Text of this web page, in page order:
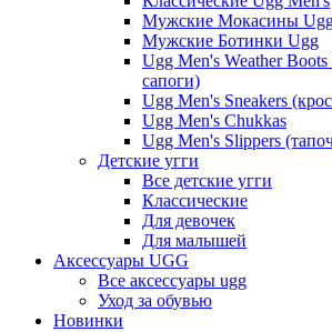
Мужские Мокасины
Мужские Ботинки Ugg
Ugg Men's Weather
сапоги)
Ugg Men's Sneakers
Ugg Men's Chukkas
Ugg Men's Slippers
Детские угги
Все детские угги
Классические
Для девочек
Для малышей
Аксессуары UGG
Все аксессуары ugg
Уход за обувью
Новинки